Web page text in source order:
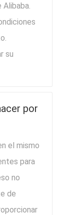
su
por
el mismo
para
no
de